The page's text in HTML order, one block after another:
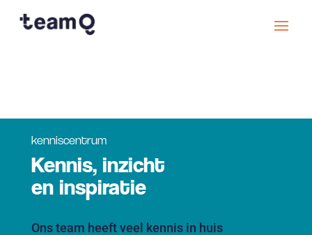
kenniscentrum
Kennis, inzicht
en inspiratie
Ons team heeft veel kennis in huis